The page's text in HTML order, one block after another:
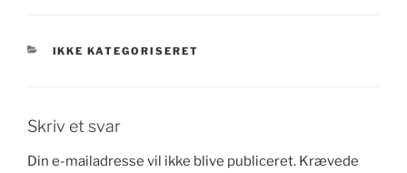
KATEGORIER
IKKE KATEGORISERET
Skriv et svar
Din e-mailadresse vil ikke blive publiceret. Krævede